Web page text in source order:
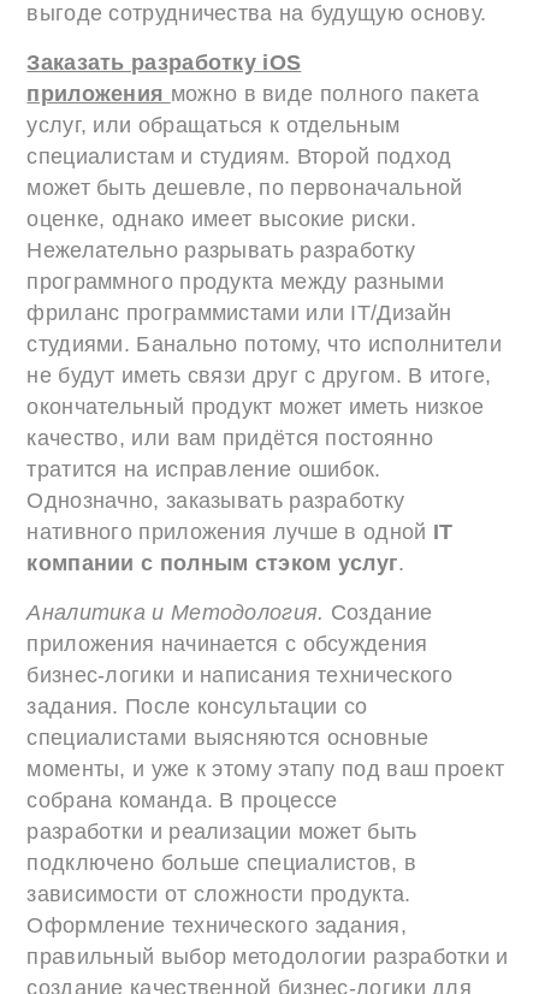
выгоде сотрудничества на будущую основу.
Заказать разработку iOS
приложения можно в виде полного пакета
услуг, или обращаться к отдельным
специалистам и студиям. Второй подход
может быть дешевле, по первоначальной
оценке, однако имеет высокие риски.
Нежелательно разрывать разработку
программного продукта между разными
фриланс программистами или IT/Дизайн
студиями. Банально потому, что исполнители
не будут иметь связи друг с другом. В итоге,
окончательный продукт может иметь низкое
качество, или вам придётся постоянно
тратится на исправление ошибок.
Однозначно, заказывать разработку
нативного приложения лучше в одной IT
компании с полным стэком услуг.
Аналитика и Методология. Создание
приложения начинается с обсуждения
бизнес-логики и написания технического
задания. После консультации со
специалистами выясняются основные
моменты, и уже к этому этапу под ваш проект
собрана команда. В процессе
разработки и реализации может быть
подключено больше специалистов, в
зависимости от сложности продукта.
Оформление технического задания,
правильный выбор методологии разработки и
создание качественной бизнес-логики для